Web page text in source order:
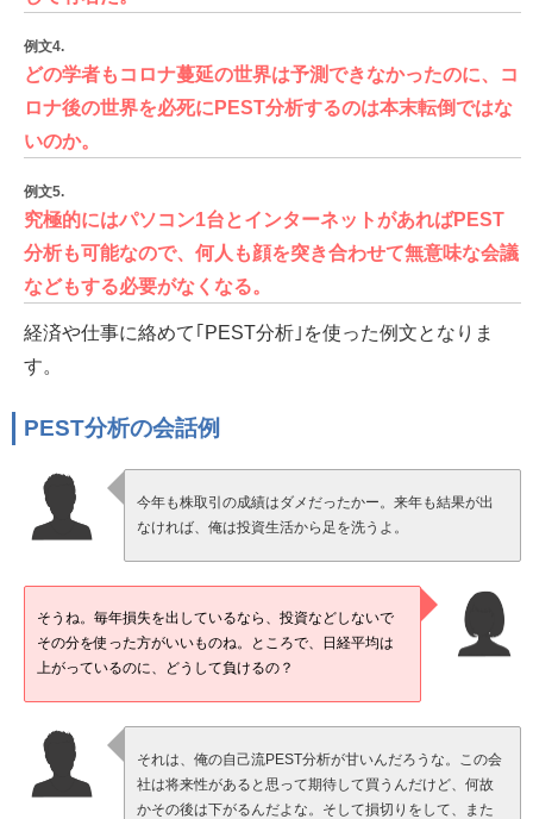
例文4.
どの学者もコロナ蔓延の世界は予測できなかったのに、コ
ロナ後の世界を必死にPEST分析するのは本末転倒ではな
いのか。
例文5.
究極的にはパソコン1台とインターネットがあればPEST
分析も可能なので、何人も顔を突き合わせて無意味な会議
などもする必要がなくなる。
経済や仕事に絡めて｢PEST分析｣を使った例文となりま
す。
PEST分析の会話例
今年も株取引の成績はダメだったかー。来年も結果が出
なければ、俺は投資生活から足を洗うよ。
そうね。毎年損失を出しているなら、投資などしないで
その分を使った方がいいものね。ところで、日経平均は
上がっているのに、どうして負けるの？
それは、俺の自己流PEST分析が甘いんだろうな。この会
社は将来性があると思って期待して買うんだけど、何故
かその後は下がるんだよな。そして損切りをして、また